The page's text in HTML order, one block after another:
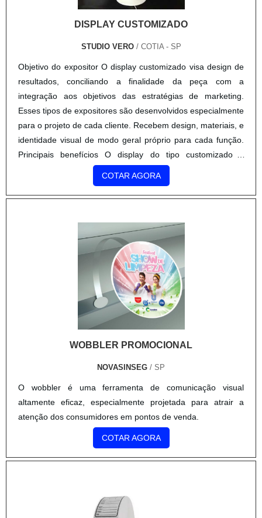
DISPLAY CUSTOMIZADO
STUDIO VERO/ COTIA - SP
Objetivo do expositor O display customizado visa design de
resultados, conciliando a finalidade da peça com a
integração aos objetivos das estratégias de marketing.
Esses tipos de expositores são desenvolvidos especialmente
para o projeto de cada cliente. Recebem design, materiais, e
identidade visual de modo geral próprio para cada função.
Principais benefícios O display do tipo customizado é
extremamente eficiente atuando como expo....
COTAR AGORA
WOBBLER PROMOCIONAL
NOVASINSEG / SP
O wobbler é uma ferramenta de comunicação visual
altamente eficaz, especialmente projetada para atrair a
atenção dos consumidores em pontos de venda.
COTAR AGORA